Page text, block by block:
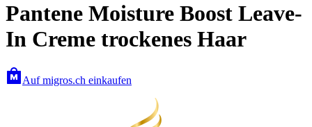
Pantene Moisture Boost Leave-
In Creme trockenes Haar
Auf migros.ch einkaufen